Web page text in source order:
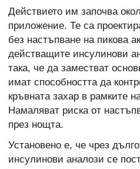
Действието им започва
приложение. Те са
без настъпване на пикова
действащите инсулинови
така, че да заместват
имат способността да
кръвната захар в рамките
Намаляват риска от
през нощта.
Установено е, че чрез
инсулинови аналози се